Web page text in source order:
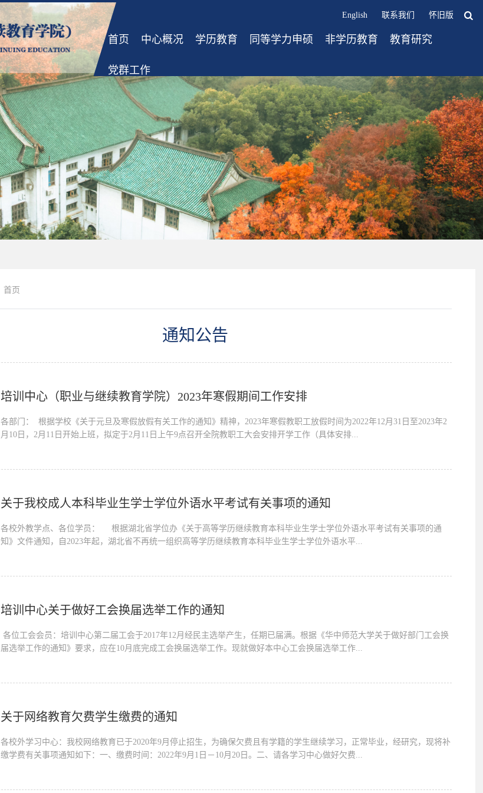
English 联系我们 怀旧版
首页 中心概况 学历教育 同等学力申硕 非学历教育 教育研究
党群工作
首页
通知公告
培训中心（职业与继续教育学院）2023年寒假期间工作安排
​各部门： 根据学校《关于元旦及寒假放假有关工作的通知》精神，2023年寒假教职工放假时间为2022年12月31日至2023年2
月10日，2月11日开始上班，拟定于2月11日上午9点召开全院教职工大会安排开学工作（具体安排...
关于我校成人本科毕业生学士学位外语水平考试有关事项的通知
​各校外教学点、各位学员： 根据湖北省学位办《关于高等学历继续教育本科毕业生学士学位外语水平考试有关事项的通
知》文件通知，自2023年起，湖北省不再统一组织高等学历继续教育本科毕业生学士学位外语水平...
培训中心关于做好工会换届选举工作的通知
​ 各位工会会员：培训中心第二届工会于2017年12月经民主选举产生，任期已届满。根据《华中师范大学关于做好部门工会换
届选举工作的通知》要求，应在10月底完成工会换届选举工作。现就做好本中心工会换届选举工作...
关于网络教育欠费学生缴费的通知
各校外学习中心：‍我校网络教育已于2020年9月停止招生，为确保欠费且有学籍的学生继续学习，正常毕业，经研究，现将补
缴学费有关事项通知如下：一、缴费时间：2022年9月1日－10月20日。二、请各学习中心做好欠费...